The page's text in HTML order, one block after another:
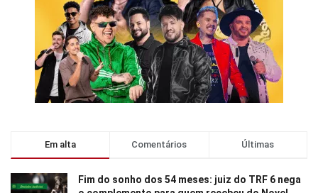
Em alta Comentários Últimas
Fim do sonho dos 54 meses: juiz do TRF 6 nega